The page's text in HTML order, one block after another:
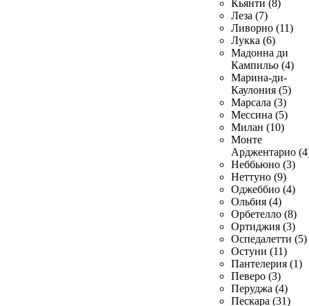
Кьянти (8)
Леза (7)
Ливорно (11)
Лукка (6)
Мадонна ди
Кампильо (4)
Марина-ди-
Каулония (5)
Марсала (3)
Мессина (5)
Милан (10)
Монте
Арджентарио
Неббьюно (3)
Неттуно (9)
Оджеббио (4)
Ольбия (4)
Орбетелло (8)
Ортиджия (3)
Оспедалетти (5)
Остуни (11)
Пантелерия (1)
Певеро (3)
Перуджа (4)
Пескара (31)